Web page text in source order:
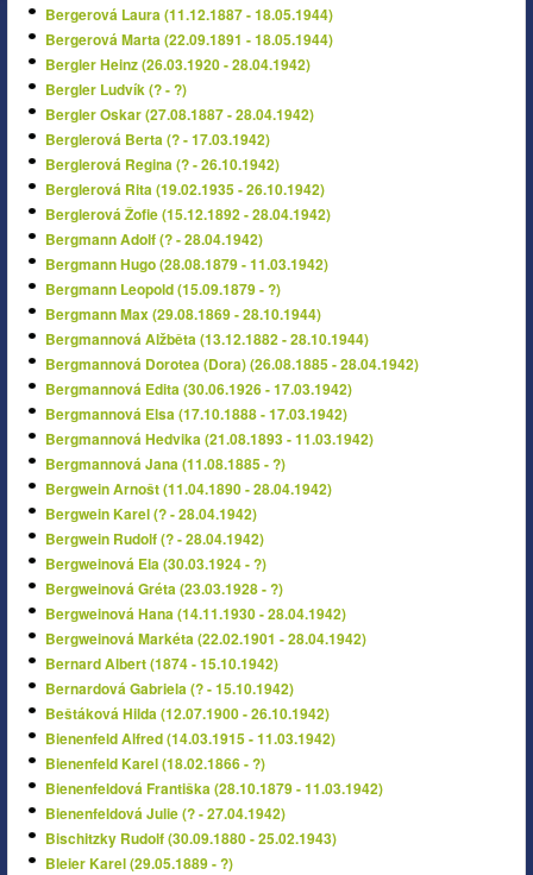
Bergerová Laura (11.12.1887 - 18.05.1944)
Bergerová Marta (22.09.1891 - 18.05.1944)
Bergler Heinz (26.03.1920 - 28.04.1942)
Bergler Ludvík (? - ?)
Bergler Oskar (27.08.1887 - 28.04.1942)
Berglerová Berta (? - 17.03.1942)
Berglerová Regina (? - 26.10.1942)
Berglerová Rita (19.02.1935 - 26.10.1942)
Berglerová Žofie (15.12.1892 - 28.04.1942)
Bergmann Adolf (? - 28.04.1942)
Bergmann Hugo (28.08.1879 - 11.03.1942)
Bergmann Leopold (15.09.1879 - ?)
Bergmann Max (29.08.1869 - 28.10.1944)
Bergmannová Alžběta (13.12.1882 - 28.10.1944)
Bergmannová Dorotea (Dora) (26.08.1885 - 28.04.1942)
Bergmannová Edita (30.06.1926 - 17.03.1942)
Bergmannová Elsa (17.10.1888 - 17.03.1942)
Bergmannová Hedvika (21.08.1893 - 11.03.1942)
Bergmannová Jana (11.08.1885 - ?)
Bergwein Arnošt (11.04.1890 - 28.04.1942)
Bergwein Karel (? - 28.04.1942)
Bergwein Rudolf (? - 28.04.1942)
Bergweinová Ela (30.03.1924 - ?)
Bergweinová Gréta (23.03.1928 - ?)
Bergweinová Hana (14.11.1930 - 28.04.1942)
Bergweinová Markéta (22.02.1901 - 28.04.1942)
Bernard Albert (1874 - 15.10.1942)
Bernardová Gabriela (? - 15.10.1942)
Beštáková Hilda (12.07.1900 - 26.10.1942)
Bienenfeld Alfred (14.03.1915 - 11.03.1942)
Bienenfeld Karel (18.02.1866 - ?)
Bienenfeldová Františka (28.10.1879 - 11.03.1942)
Bienenfeldová Julie (? - 27.04.1942)
Bischitzky Rudolf (30.09.1880 - 25.02.1943)
Bleier Karel (29.05.1889 - ?)